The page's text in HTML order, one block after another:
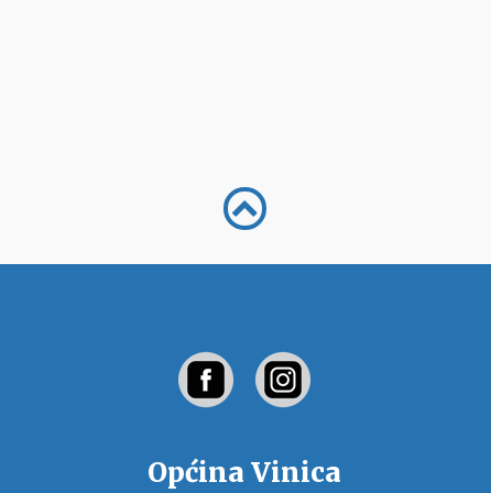
Općina Vinica